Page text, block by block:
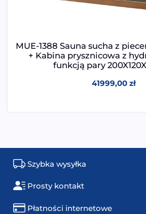
MUE-1388 Sauna sucha z
+ Kabina prysznicowa z
funkcją pary
41999,00 zł
Szybka wysyłka
Prosty kontakt
Płatności internetowe